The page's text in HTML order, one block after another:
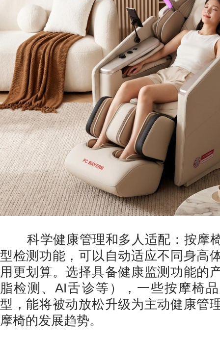
科学健康管理和多人适配：按摩
型检测功能，可以自动适应不同身高
用更划算。选择具备健康监测功能的
脂检测、AI舌诊等），一些按摩椅
型，能将被动放松升级为主动健康管
摩椅的发展趋势。